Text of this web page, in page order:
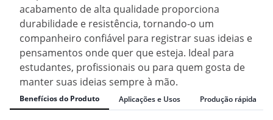
acabamento de alta qualidade proporciona
durabilidade e resistência, tornando-o um
companheiro confiável para registrar suas ideias e
pensamentos onde quer que esteja. Ideal para
estudantes, profissionais ou para quem gosta de
manter suas ideias sempre à mão.
Benefícios do Produto Aplicações e Usos Produção rápida